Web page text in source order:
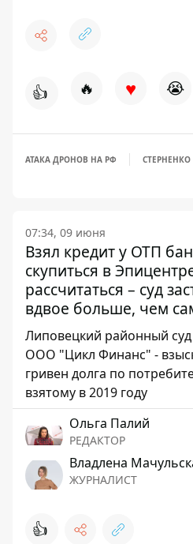
👍 🔥 ♥ 😭
АТАКА ДРОНОВ НА РФ СТЕРНЕНКО
07:34, 09 июня
Взял кредит у ОТП
скупиться в
рассчитаться – суд
вдвое больше, чем
Липовецкий районный суд
ООО "Цикл Финанс" -
гривен долга по
взятому в 2019 году
Ольга Палий
РЕДАКТОР
Владлена
ЖУРНАЛИСТ
👍